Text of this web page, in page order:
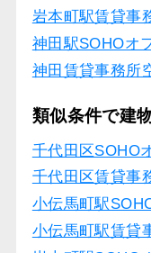
岩本町駅賃貸事
神田駅SOHOオ
神田賃貸事務所
類似条件で建
千代田区SOHO
千代田区賃貸事
小伝馬町駅
小伝馬町駅賃貸